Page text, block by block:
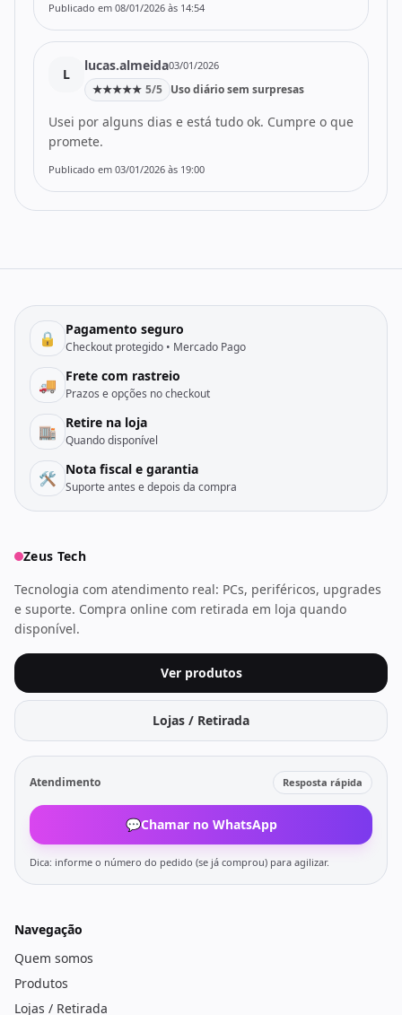
Publicado em 08/01/2026 às 14:54
L
lucas.almeida03/01/2026
★★★★★ 5/5 Uso diário sem surpresas
Usei por alguns dias e está tudo ok. Cumpre o que
promete.
Publicado em 03/01/2026 às 19:00
🔒 Pagamento seguro
Checkout protegido • Mercado Pago
🚚 Frete com rastreio
Prazos e opções no checkout
🏬 Retire na loja
Quando disponível
🛠️ Nota fiscal e garantia
Suporte antes e depois da compra
Zeus Tech
Tecnologia com atendimento real: PCs, periféricos, upgrades
e suporte. Compra online com retirada em loja quando
disponível.
Ver produtos
Lojas / Retirada
Atendimento Resposta rápida
💬Chamar no WhatsApp
Dica: informe o número do pedido (se já comprou) para agilizar.
Navegação
Quem somos
Produtos
Lojas / Retirada